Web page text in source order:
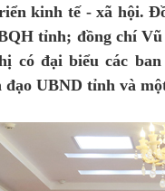
kinh tế - xã hội.
tỉnh; đồng chí
có đại biểu các
UBND tỉnh và